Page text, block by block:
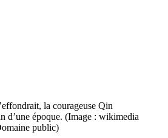
la courageuse Qin
d’une époque. (Image : wikimedia
public)